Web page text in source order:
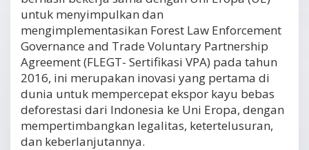
untuk menyimpulkan dan
mengimplementasikan Forest Law Enforcement
Governance and Trade Voluntary Partnership
Agreement (FLEGT- Sertifikasi VPA) pada tahun
2016, ini merupakan inovasi yang pertama di
dunia untuk mempercepat ekspor kayu bebas
deforestasi dari Indonesia ke Uni Eropa, dengan
mempertimbangkan legalitas, ketertelusuran,
dan keberlanjutannya.